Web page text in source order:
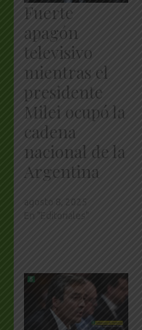
Fuerte
apagón
televisivo
mientras el
presidente
Milei ocupó la
cadena
nacional de la
Argentina